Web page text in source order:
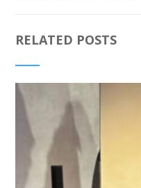
RELATED POSTS